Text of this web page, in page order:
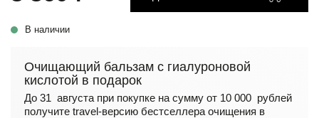
В наличии
Очищающий бальзам с гиалуроновой
кислотой в подарок
До 31 августа при покупке на сумму от 10 000 рублей
получите travel-версию бестселлера очищения в